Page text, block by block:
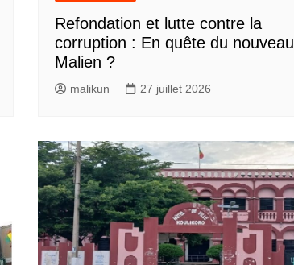
Refondation et lutte contre la
corruption : En quête du nouveau
Malien ?
malikun 27 juillet 2026